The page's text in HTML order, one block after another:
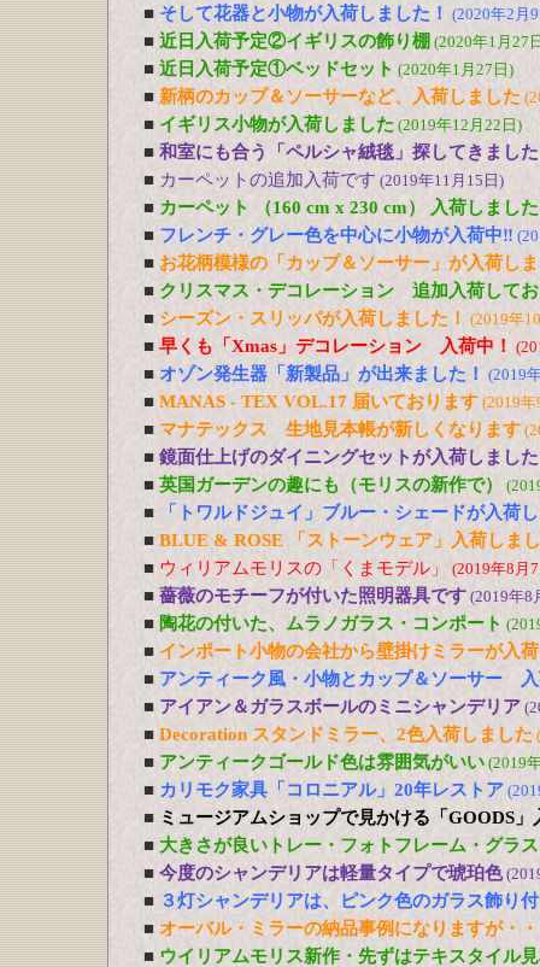
■ そして花器と小物が入荷しました！ (2020年2月
■ 近日入荷予定②イギリスの飾り棚 (2020年1月27
■ 近日入荷予定①ベッドセット (2020年1月27日)
■ 新柄のカップ＆ソーサーなど、入荷しました
■ イギリス小物が入荷しました (2019年12月22日)
■ 和室にも合う「ペルシャ絨毯」探してきまし
■ カーペットの追加入荷です (2019年11月15日)
■ カーペット （160 cm x 230 cm） 入荷しました
■ フレンチ・グレー色を中心に小物が入荷中‼
■ お花柄模様の「カップ＆ソーサー」が入荷し
■ クリスマス・デコレーション 追加入荷して
■ シーズン・スリッパが入荷しました！ (2019年
■ 早くも「Xmas」デコレーション 入荷中！
■ オゾン発生器「新製品」が出来ました！ (2019
■ MANAS - TEX VOL.17 届いております (2019
■ マナテックス 生地見本帳が新しくなります
■ 鏡面仕上げのダイニングセットが入荷しました
■ 英国ガーデンの趣にも（モリスの新作で）
■
「トワルドジュイ」ブルー・シェードが入荷
■ BLUE & ROSE 「ストーンウェア」入荷しま
■ ウィリアムモリスの「くまモデル」 (2019年8月
■ 薔薇のモチーフが付いた照明器具です (2019年8
■ 陶花の付いた、ムラノガラス・コンポート
■ インポート小物の会社から壁掛けミラーが入荷
■ アンティーク風・小物とカップ＆ソーサー
■ アイアン＆ガラスボールのミニシャンデリア
■ Decoration スタンドミラー、2色入荷しました
■ アンティークゴールド色は雰囲気がいい (2019
■ カリモク家具「コロニアル」20年レストア
■ ミュージアムショップで見かける「GOODS」
■ 大きさが良いトレー・フォトフレーム・グラ
■ 今度のシャンデリアは軽量タイプで琥珀色
■ ３灯シャンデリアは、ピンク色のガラス飾り付
■ オーバル・ミラーの納品事例になりますが・
■ ウイリアムモリス新作・先ずはテキスタイル